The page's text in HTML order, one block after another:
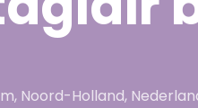
, Noord-Holland,